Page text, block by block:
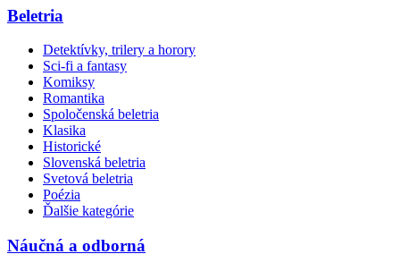
Beletria
Detektívky, trilery a horory
Sci-fi a fantasy
Komiksy
Romantika
Spoločenská beletria
Klasika
Historické
Slovenská beletria
Svetová beletria
Poézia
Ďalšie kategórie
Náučná a odborná